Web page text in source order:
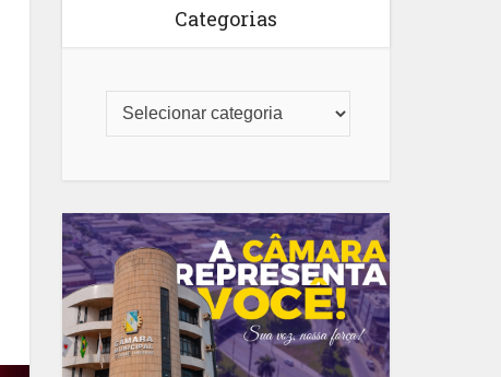
Categorias